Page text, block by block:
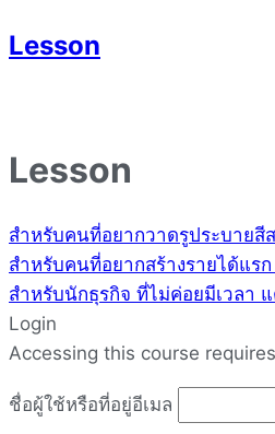
Lesson
Lesson
สำหรับคนที่อยากวาดรูประบายสี
สำหรับคนที่อยากสร้างรายได้แร
สำหรับนักธุรกิจ ที่ไม่ค่อยมีเวลา
Login
Accessing this course
ชื่อผู้ใช้หรือที่อยู่อีเมล